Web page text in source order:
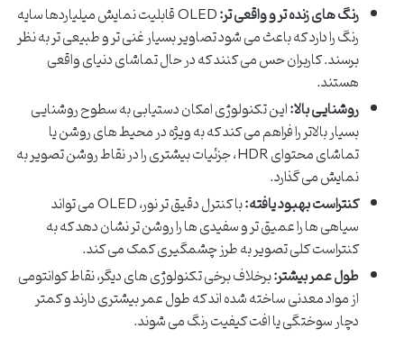
رنگ های زنده تر و واقعی تر:
QLED قابلیت نمایش میلیاردها سایه
رنگ را دارد که باعث می شود تصاویر بسیار غنی تر و طبیعی تر به نظر
برسند. کاربران حس می کنند که در حال تماشای دنیای واقعی
هستند.
روشنایی بالا:این تکنولوژی امکان دستیابی به سطوح روشنایی
بسیار بالاتر را فراهم می کند که به ویژه در محیط های روشن یا
تماشای محتوای HDR، جزئیات بیشتری را در نقاط روشن تصویر به
نمایش می گذارد.
کنتراست بهبود یافته:
با کنترل دقیق تر نور، QLED می تواند
سیاهی ها را عمیق تر و سفیدی ها را روشن تر نشان دهد که به
کنتراست کلی تصویر به طرز چشمگیری کمک می کند.
طول عمر بیشتر:برخلاف برخی تکنولوژی های دیگر، نقاط کوانتومی
از مواد معدنی ساخته شده اند که طول عمر بیشتری دارند و کمتر
دچار سوختگی یا افت کیفیت رنگ می شوند.